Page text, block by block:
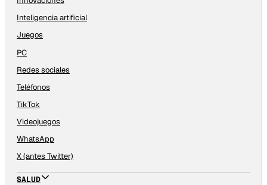
Inteligencia artificial
Juegos
PC
Redes sociales
Teléfonos
TikTok
Videojuegos
WhatsApp
X (antes Twitter)
SALUD